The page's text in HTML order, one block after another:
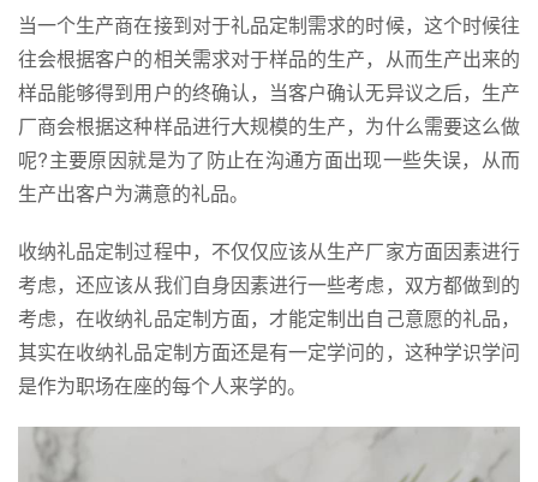
当一个生产商在接到对于礼品定制需求的时候，这个时候往
往会根据客户的相关需求对于样品的生产，从而生产出来的
样品能够得到用户的终确认，当客户确认无异议之后，生产
厂商会根据这种样品进行大规模的生产，为什么需要这么做
呢?主要原因就是为了防止在沟通方面出现一些失误，从而
生产出客户为满意的礼品。
收纳礼品定制过程中，不仅仅应该从生产厂家方面因素进行
考虑，还应该从我们自身因素进行一些考虑，双方都做到的
考虑，在收纳礼品定制方面，才能定制出自己意愿的礼品，
其实在收纳礼品定制方面还是有一定学问的，这种学识学问
是作为职场在座的每个人来学的。